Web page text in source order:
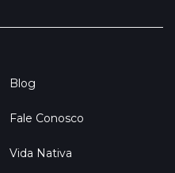
Blog
Fale Conosco
Vida Nativa